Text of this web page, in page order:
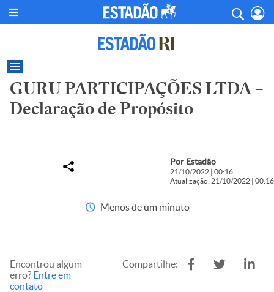
GURU PARTICIPAÇÕES LTDA –
Declaração de Propósito
Por Estadão
21/10/2022 | 00:16
Atualização: 21/10/2022 | 00:16
Menos de um minuto
Encontrou algum
erro? Entre em
contato
Compartilhe: